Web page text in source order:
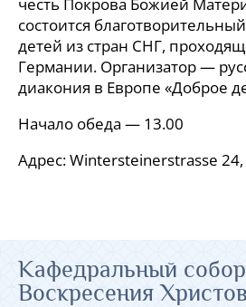
состоится
детей из стран СНГ,
Германии. Организатор —
диакония в Европе «Доброе
Начало обеда — 13.00
Адрес: Wintersteinerstrasse
Кафедральный собор
Воскресения